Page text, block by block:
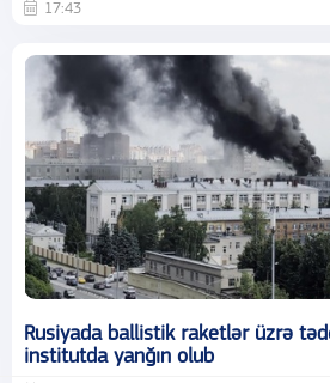
17:43
Rusiyada ballistik raketlər üzrə
institutda yanğın olub